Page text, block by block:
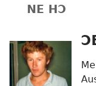
NE HƆ